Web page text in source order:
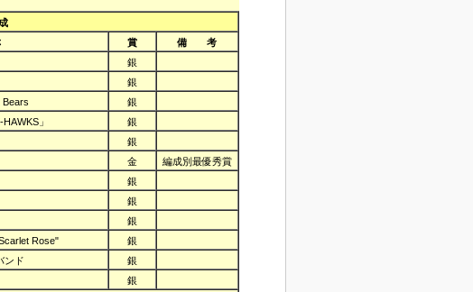
賞
備 考
銀
銀
銀
」
銀
銀
金
編成別最優秀賞
銀
銀
銀
Rose"
銀
ンド
銀
銀